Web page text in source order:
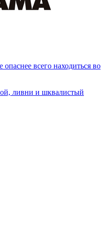
опаснее всего находиться во
ливни и шквалистый